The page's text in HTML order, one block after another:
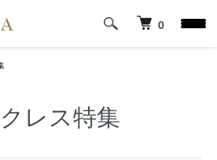
0
レス特集